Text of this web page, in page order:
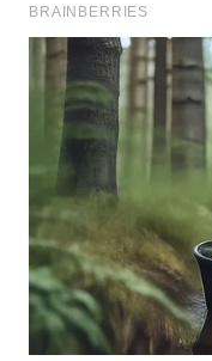
WN DELI
SERDANG
WN
TEBING
TINGGI
WN
PAKPAK
WN
KARAWANG